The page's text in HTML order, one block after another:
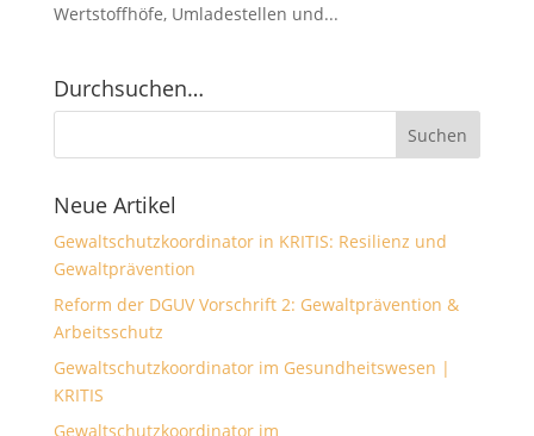
Wertstoffhöfe, Umladestellen und...
Durchsuchen…
Neue Artikel
Gewaltschutzkoordinator in KRITIS: Resilienz und
Gewaltprävention
Reform der DGUV Vorschrift 2: Gewaltprävention &
Arbeitsschutz
Gewaltschutzkoordinator im Gesundheitswesen |
KRITIS
Gewaltschutzkoordinator im